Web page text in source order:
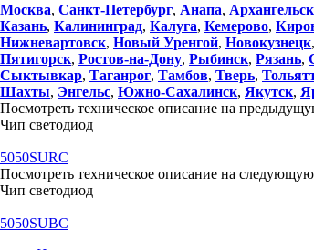
Москва, Санкт-Петербург, Анапа, Архангельск
Казань, Калининград, Калуга, Кемерово,
Нижневартовск, Новый Уренгой, Новокузнецк,
Пятигорск, Ростов-на-Дону, Рыбинск, Рязань,
Сыктывкар, Таганрог, Тамбов, Тверь,
Шахты, Энгельс, Южно-Сахалинск, Якутск,
Посмотреть техническое описание на
Чип светодиод
5050SURC
Посмотреть техническое описание на
Чип светодиод
5050SUBC